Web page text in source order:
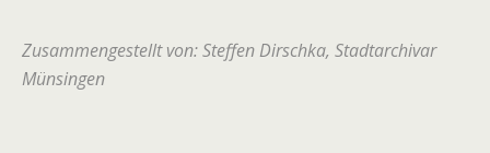
Zusammengestellt von: Steffen Dirschka, Stadtarchivar
Münsingen